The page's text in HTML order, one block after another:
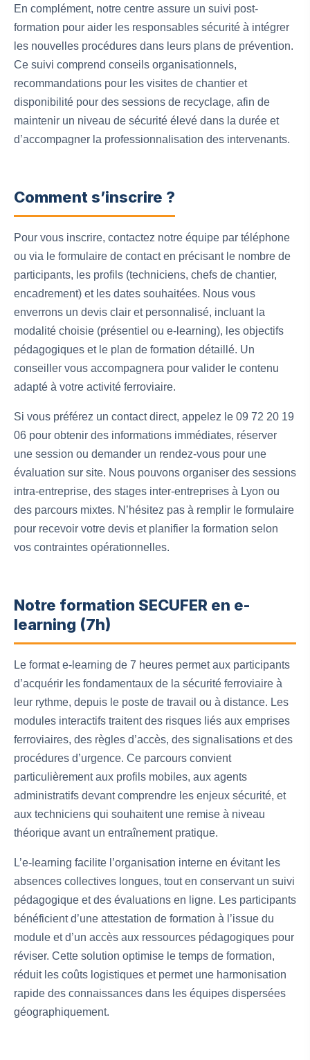
En complément, notre centre assure un suivi post-
formation pour aider les responsables sécurité à intégrer
les nouvelles procédures dans leurs plans de prévention.
Ce suivi comprend conseils organisationnels,
recommandations pour les visites de chantier et
disponibilité pour des sessions de recyclage, afin de
maintenir un niveau de sécurité élevé dans la durée et
d’accompagner la professionnalisation des intervenants.
Comment s’inscrire ?
Pour vous inscrire, contactez notre équipe par téléphone
ou via le formulaire de contact en précisant le nombre de
participants, les profils (techniciens, chefs de chantier,
encadrement) et les dates souhaitées. Nous vous
enverrons un devis clair et personnalisé, incluant la
modalité choisie (présentiel ou e-learning), les objectifs
pédagogiques et le plan de formation détaillé. Un
conseiller vous accompagnera pour valider le contenu
adapté à votre activité ferroviaire.
Si vous préférez un contact direct, appelez le 09 72 20 19
06 pour obtenir des informations immédiates, réserver
une session ou demander un rendez-vous pour une
évaluation sur site. Nous pouvons organiser des sessions
intra-entreprise, des stages inter-entreprises à Lyon ou
des parcours mixtes. N’hésitez pas à remplir le formulaire
pour recevoir votre devis et planifier la formation selon
vos contraintes opérationnelles.
Notre formation SECUFER en e-
learning (7h)
Le format e-learning de 7 heures permet aux participants
d’acquérir les fondamentaux de la sécurité ferroviaire à
leur rythme, depuis le poste de travail ou à distance. Les
modules interactifs traitent des risques liés aux emprises
ferroviaires, des règles d’accès, des signalisations et des
procédures d’urgence. Ce parcours convient
particulièrement aux profils mobiles, aux agents
administratifs devant comprendre les enjeux sécurité, et
aux techniciens qui souhaitent une remise à niveau
théorique avant un entraînement pratique.
L’e-learning facilite l’organisation interne en évitant les
absences collectives longues, tout en conservant un suivi
pédagogique et des évaluations en ligne. Les participants
bénéficient d’une attestation de formation à l’issue du
module et d’un accès aux ressources pédagogiques pour
réviser. Cette solution optimise le temps de formation,
réduit les coûts logistiques et permet une harmonisation
rapide des connaissances dans les équipes dispersées
géographiquement.